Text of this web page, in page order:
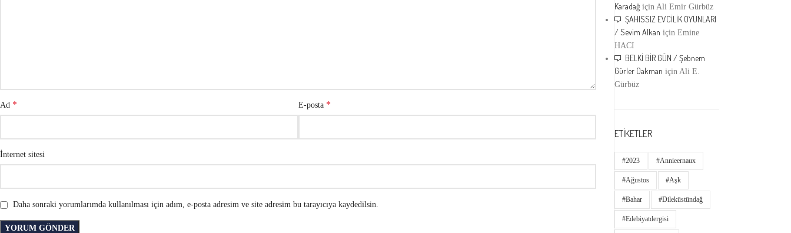
Ad * E-posta *
İnternet sitesi
Daha sonraki yorumlarımda kullanılması için adım, e-posta adresim ve site adresim bu tarayıcıya kaydedilsin.
Karadağ için Ali Emir Gürbüz
ŞAHISSIZ EVCİLİK OYUNLARI
/ Sevim Alkan içinEmine
HACI
BELKİ BİR GÜN / Şebnem
Gürler Oakman için Ali E.
Gürbüz
ETİKETLER
#2023 #annieernaux
#ağustos #aşk
#bahar #dileküstündağ
#edebiyatdergisi